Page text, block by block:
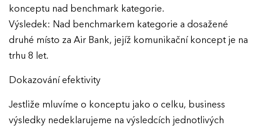
konceptu nad benchmark kategorie.
Výsledek: Nad benchmarkem kategorie a dosažené
druhé místo za Air Bank, jejíž komunikační koncept je na
trhu 8 let.
Dokazování efektivity
Jestliže mluvíme o konceptu jako o celku, business
výsledky nedeklarujeme na výsledcích jednotlivých